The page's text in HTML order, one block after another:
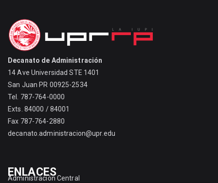
Decanato de Administración
14 Ave Universidad STE 1401
San Juan PR 00925-2534
Tel. 787-764-0000
Exts. 84000 / 84001
Fax 787-764-2880
decanato.administracion@upr.edu
ENLACES
Administración Central